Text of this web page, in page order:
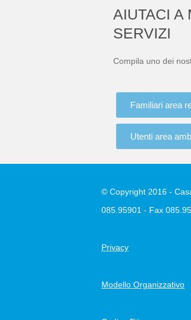
AIUTACI A
SERVIZI
Compila uno dei
Familiari area
Utenti area
© Copyright 2016 -
085.95901 - Fax
Privacy
Modello Organizzativo